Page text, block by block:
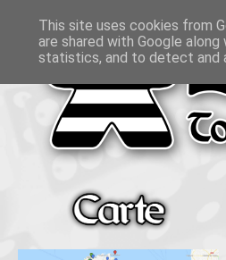
This site uses cookies from
are shared with Google
statistics, and to detect and